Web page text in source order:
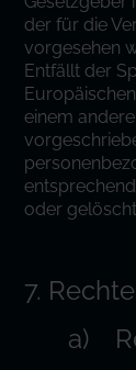
der für die
vorgesehen
Entfällt der
einem
oder
7.
a)